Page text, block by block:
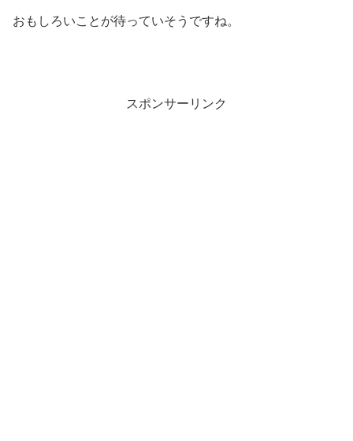
おもしろいことが待っていそうですね。
スポンサーリンク